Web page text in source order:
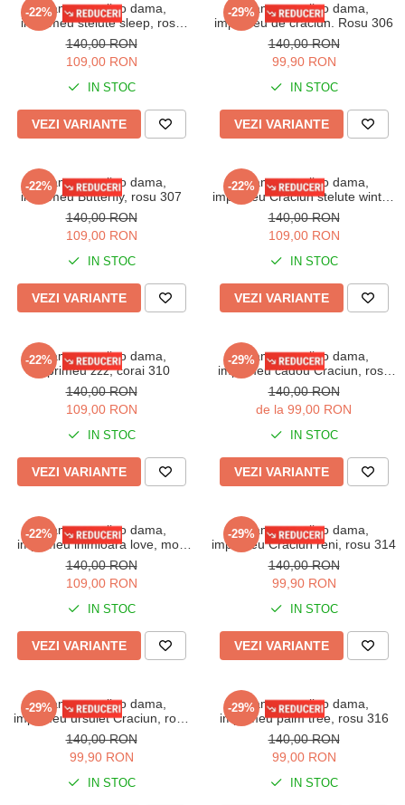
-22%
Pijama cocolino dama,
imprimeu stelute sleep, rosu
305
140,00 RON
109,00 RON
IN STOC
VEZI VARIANTE
-29%
Pijama cocolino dama,
imprimeu de craciun. Rosu 306
140,00 RON
99,90 RON
IN STOC
VEZI VARIANTE
-22%
Pijama cocolino dama,
imprimeu Butterfly, rosu 307
140,00 RON
109,00 RON
IN STOC
VEZI VARIANTE
-22%
Pijama cocolino dama,
imprimeu Craciun stelute winter,
bluemarin 308
140,00 RON
109,00 RON
IN STOC
VEZI VARIANTE
-22%
Pijama cocolino dama,
imprimeu zzz, corai 310
140,00 RON
109,00 RON
IN STOC
VEZI VARIANTE
-29%
Pijama cocolino dama,
imprimeu cadou Craciun, rosu
311
140,00 RON
de la 99,00 RON
IN STOC
VEZI VARIANTE
-22%
Pijama cocolino dama,
imprimeu inimioara love, mov
312
140,00 RON
109,00 RON
IN STOC
VEZI VARIANTE
-29%
Pijama cocolino dama,
imprimeu Craciun reni, rosu 314
140,00 RON
99,90 RON
IN STOC
VEZI VARIANTE
-29%
Pijama cocolino dama,
imprimeu ursulet Craciun, rosu
315
140,00 RON
99,90 RON
IN STOC
-29%
Pijama cocolino dama,
imprimeu palm tree, rosu 316
140,00 RON
99,00 RON
IN STOC